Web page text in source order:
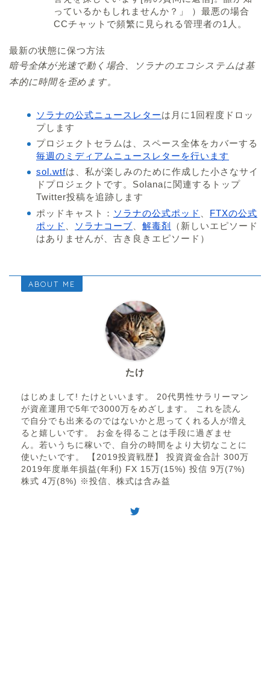
っているかもしれませんか？」 ）最悪の場合
CCチャットで頻繁に見られる管理者の1人。
最新の状態に保つ方法
暗号全体が光速で動く場合、ソラナのエコシステムは基
本的に時間を歪めます。
ソラナの公式ニュースレターは月に1回程度ドロッ
プします
プロジェクトセラムは、スペース全体をカバーする
毎週のミディアムニュースレターを行います
sol.wtfは、私が楽しみのために作成した小さなサイ
ドプロジェクトです。Solanaに関連するトップ
Twitter投稿を追跡します
ポッドキャスト： ソラナの公式ポッド
FTXの公式
ポッド
ソラナコーブ 解毒剤
（新しいエピソード
はありませんが、古き良きエピソード）
ABOUT ME
たけ
はじめまして! たけといいます。 20代男性サラリーマン
が資産運用で5年で3000万をめざします。 これを読ん
で自分でも出来るのではないかと思ってくれる人が増え
ると嬉しいです。 お金を得ることは手段に過ぎませ
ん。若いうちに稼いで、自分の時間をより大切なことに
使いたいです。 【2019投資戦歴】 投資資金合計 300万
2019年度単年損益(年利) FX 15万(15%) 投信 9万(7%)
株式 4万(8%) ※投信、株式は含み益